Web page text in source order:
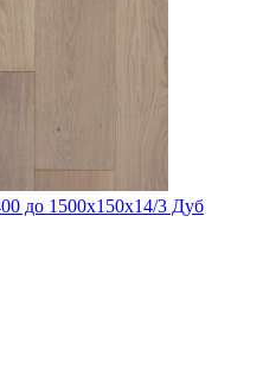
до 1500х150х14/3 Дуб